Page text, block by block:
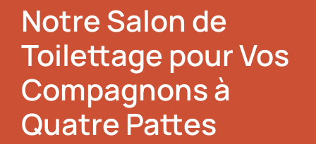
Notre Salon de
Toilettage pour Vos
Compagnons à
Quatre Pattes